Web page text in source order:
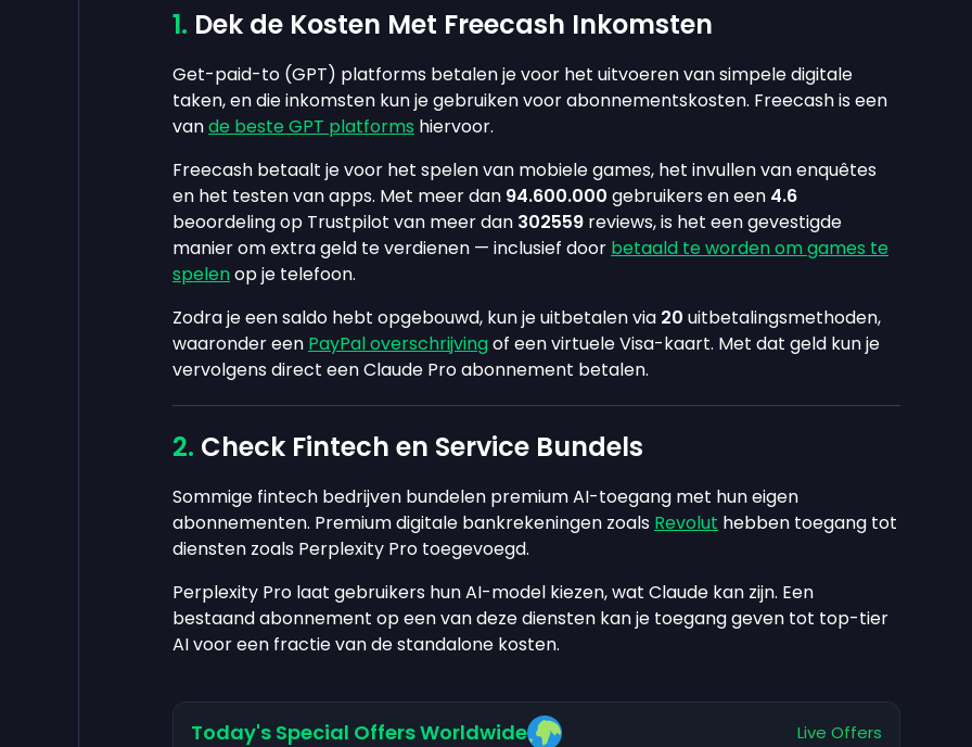
Dek de Kosten Met Freecash Inkomsten
Get-paid-to (GPT) platforms betalen je voor het uitvoeren van simpele digitale
taken, en die inkomsten kun je gebruiken voor abonnementskosten. Freecash is een
vande beste GPT platforms hiervoor.
Freecash betaalt je voor het spelen van mobiele games, het invullen van enquêtes
en het testen van apps. Met meer dan 94.600.000 gebruikers en een 4.6
beoordeling op Trustpilot van meer dan 302559 reviews, is het een gevestigde
manier om extra geld te verdienen — inclusief door betaald te worden om games te
spelenop je telefoon.
Zodra je een saldo hebt opgebouwd, kun je uitbetalen via 20 uitbetalingsmethoden,
waaronder een PayPal overschrijvingof een virtuele Visa-kaart. Met dat geld kun je
vervolgens direct een Claude Pro abonnement betalen.
Check Fintech en Service Bundels
Sommige fintech bedrijven bundelen premium AI-toegang met hun eigen
abonnementen. Premium digitale bankrekeningen zoals Revolut hebben toegang tot
diensten zoals Perplexity Pro toegevoegd.
Perplexity Pro laat gebruikers hun AI-model kiezen, wat Claude kan zijn. Een
bestaand abonnement op een van deze diensten kan je toegang geven tot top-tier
AI voor een fractie van de standalone kosten.
Today's Special Offers Worldwide Live Offers